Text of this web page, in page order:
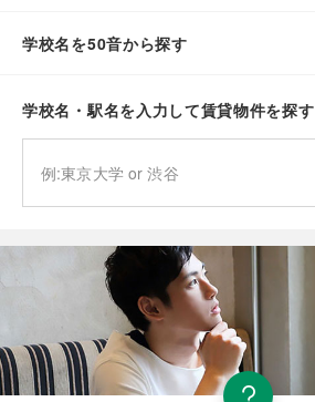
学校名を50音から探す
学校名・駅名を入力して賃貸物件を探す